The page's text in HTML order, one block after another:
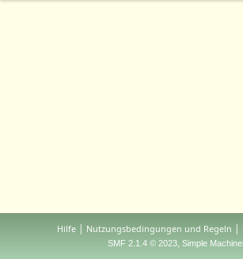
Hilfe | Nutzungsbedingungen und Regeln |
SMF 2.1.4 © 2023, Simple